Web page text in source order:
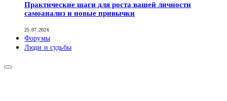
Практические шаги для роста вашей личности
самоанализ и новые привычки
25.07.2026
Форумы
Люди и судьбы